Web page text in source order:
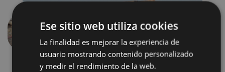
Aurrekoa
Ese sitio web utiliza cookies
La finalidad es mejorar la experiencia de
usuario mostrando contenido personalizado
y medir el rendimiento de la web.